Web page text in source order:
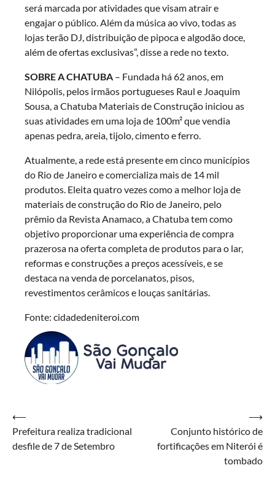
será marcada por atividades que visam atrair e
engajar o público. Além da música ao vivo, todas as
lojas terão DJ, distribuição de pipoca e algodão doce,
além de ofertas exclusivas”, disse a rede no texto.
SOBRE A CHATUBA – Fundada há 62 anos, em
Nilópolis, pelos irmãos portugueses Raul e Joaquim
Sousa, a Chatuba Materiais de Construção iniciou as
suas atividades em uma loja de 100m² que vendia
apenas pedra, areia, tijolo, cimento e ferro.
Atualmente, a rede está presente em cinco municípios
do Rio de Janeiro e comercializa mais de 14 mil
produtos. Eleita quatro vezes como a melhor loja de
materiais de construção do Rio de Janeiro, pelo
prêmio da Revista Anamaco, a Chatuba tem como
objetivo proporcionar uma experiência de compra
prazerosa na oferta completa de produtos para o lar,
reformas e construções a preços acessíveis, e se
destaca na venda de porcelanatos, pisos,
revestimentos cerâmicos e louças sanitárias.
Fonte: cidadedeniteroi.com
Navegação
de
⟵
Prefeitura realiza tradicional
desfile de 7 de Setembro
Conjunto histórico de
fortificações em Niterói é
tombado
⟶